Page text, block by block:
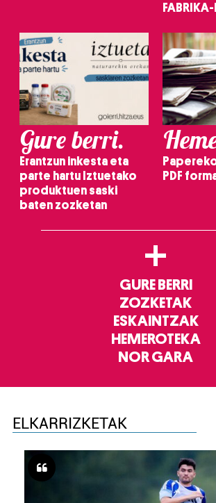
Gure berri.
Erantzun inkesta eta
parte hartu Iztuetako
produktuen saski
baten zozketan
PDF
+
GURE BERRI
ZOZKETAK
ESKAINTZAK
HEMEROTEKA
NOR GARA
ELKARRIZKETAK